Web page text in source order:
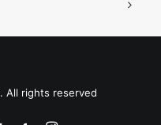
All rights reserved